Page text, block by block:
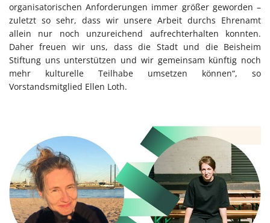
organisatorischen Anforderungen immer größer geworden –
zuletzt so sehr, dass wir unsere Arbeit durchs Ehrenamt
allein nur noch unzureichend aufrechterhalten konnten.
Daher freuen wir uns, dass die Stadt und die Beisheim
Stiftung uns unterstützen und wir gemeinsam künftig noch
mehr kulturelle Teilhabe umsetzen können“, so
Vorstandsmitglied Ellen Loth.